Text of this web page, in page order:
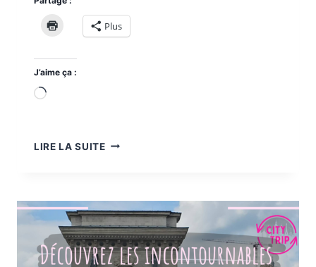
Plus
J’aime ça :
Chargement…
LIRE LA SUITEBUDAPEST
LES
MINI
SCULPTURES
DE
KOLODKO